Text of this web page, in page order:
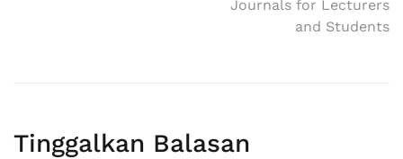
Journals for Lecturers
and Students
Tinggalkan Balasan